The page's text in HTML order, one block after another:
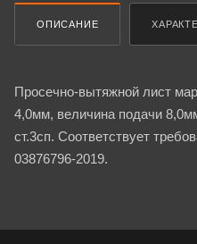
ОПИСАНИЕ
Просечно-вытяжной лист
4,0мм, величина подачи
ст.3сп. Соответствует
03876796-2019.